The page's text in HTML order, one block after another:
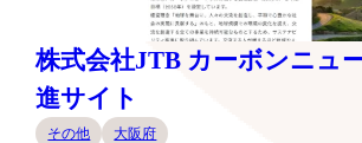
株式会社JTB カーボンニュ
進サイト
その他 大阪府